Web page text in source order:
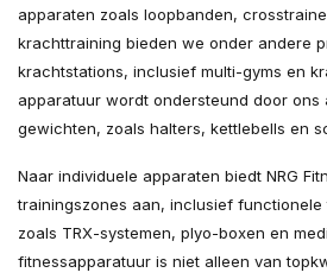
apparaten zoals loopbanden,
krachttraining bieden we onder andere
krachtstations, inclusief multi-gyms en
apparatuur wordt ondersteund door ons
gewichten, zoals halters, kettlebells en
Naar individuele apparaten biedt NRG
trainingszones aan, inclusief
zoals TRX-systemen, plyo-boxen en
fitnessapparatuur is niet alleen van